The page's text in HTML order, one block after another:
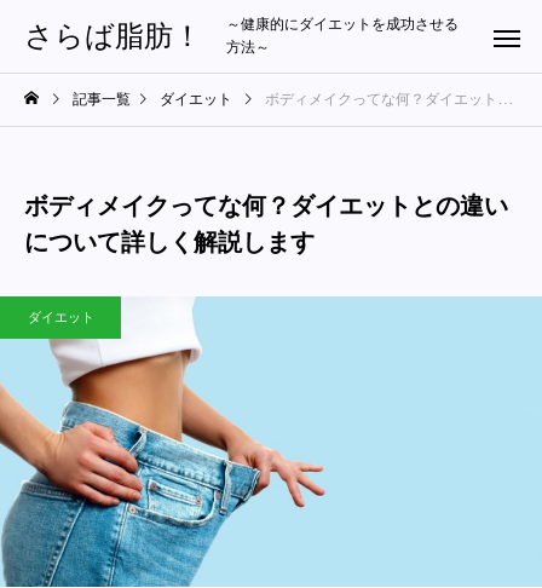
さらば脂肪！
～健康的にダイエットを成功させる
方法～
記事一覧 ダイエット ボディメイクってな何？ダイエットとの違いについて詳しく解説します
ボディメイクってな何？ダイエットとの違い
について詳しく解説します
ダイエット